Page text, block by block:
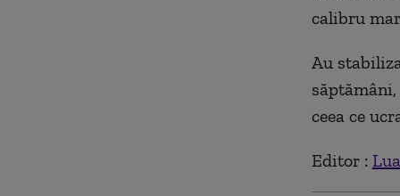
calibru
Au
ceea ce
Editor :